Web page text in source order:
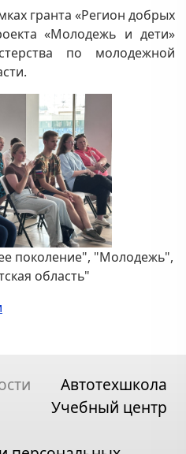
гранта «Регион добрых
«Молодежь и дети»
по молодежной
поколение", "Молодежь",
область"
Автотехшкола
Учебный центр